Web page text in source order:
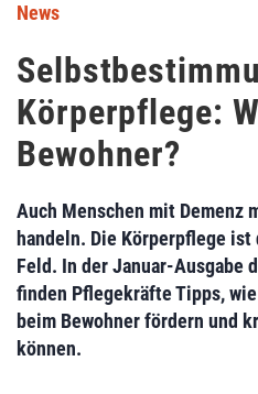
News
Körperpflege:
Bewohner?
Auch Menschen mit Demenz
handeln. Die Körperpflege
Feld. In der Januar-
finden Pflegekräfte Tipps,
beim Bewohner fördern und
können.